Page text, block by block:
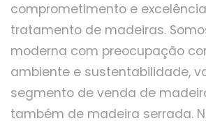
comprometimento e
tratamento de madeiras.
moderna com preocupação
ambiente e sustentabilidade,
segmento de venda de
também de madeira serrada.